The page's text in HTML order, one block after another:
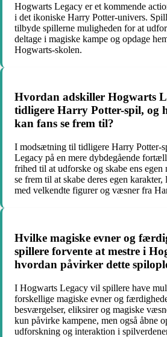
Hogwarts Legacy er et kommende
i det ikoniske Harry Potter-univers.
tilbyde spillerne muligheden for at
deltage i magiske kampe og opdage
Hogwarts-skolen.
Hvordan adskiller Hogwarts
tidligere Harry Potter-spil, og
kan fans se frem til?
I modsætning til tidligere Harry Potter-
Legacy på en mere dybdegående
frihed til at udforske og skabe ens egen
se frem til at skabe deres egen
med velkendte figurer og væsner fra
Hvilke magiske evner og
spillere forvente at mestre i
hvordan påvirker dette
I Hogwarts Legacy vil spillere have
forskellige magiske evner og
besværgelser, eliksirer og magiske
kun påvirke kampene, men også åbne
udforskning og interaktion i